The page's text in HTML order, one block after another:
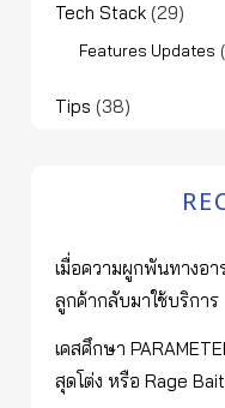
Tech Stack (29)
Features Updates
Tips (38)
เมื่อความผูกพันทางอ
ลูกค้ากลับมาใช้บริการ
เคสศึกษา
สุดโต่ง หรือ Rage